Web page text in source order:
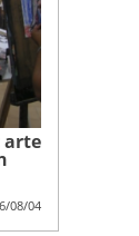
/08/04